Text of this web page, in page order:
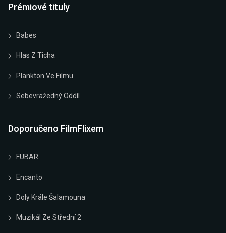
Prémiové tituly
Babes
Hlas Z Ticha
Plankton Ve Filmu
Sebevražedný Oddíl
Doporučeno FilmFlixem
FUBAR
Encanto
Doly Krále Šalamouna
Muzikál Ze Střední 2